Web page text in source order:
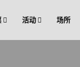
活动 场所